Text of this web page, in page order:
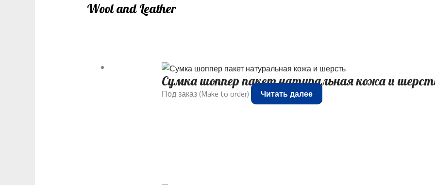
Wool and Leather
Сумка шоппер пакет натуральная кожа и
Под заказ (Make to order) Читать далее